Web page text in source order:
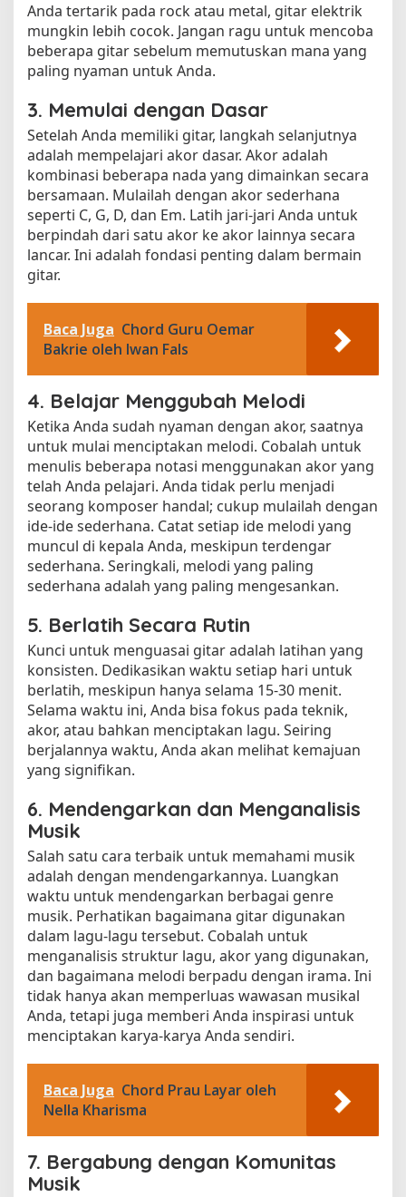
Anda tertarik pada rock atau metal, gitar elektrik
mungkin lebih cocok. Jangan ragu untuk mencoba
beberapa gitar sebelum memutuskan mana yang
paling nyaman untuk Anda.
3. Memulai dengan Dasar
Setelah Anda memiliki gitar, langkah selanjutnya
adalah mempelajari akor dasar. Akor adalah
kombinasi beberapa nada yang dimainkan secara
bersamaan. Mulailah dengan akor sederhana
seperti C, G, D, dan Em. Latih jari-jari Anda untuk
berpindah dari satu akor ke akor lainnya secara
lancar. Ini adalah fondasi penting dalam bermain
gitar.
Baca Juga Chord Guru Oemar
Bakrie oleh Iwan Fals
4. Belajar Menggubah Melodi
Ketika Anda sudah nyaman dengan akor, saatnya
untuk mulai menciptakan melodi. Cobalah untuk
menulis beberapa notasi menggunakan akor yang
telah Anda pelajari. Anda tidak perlu menjadi
seorang komposer handal; cukup mulailah dengan
ide-ide sederhana. Catat setiap ide melodi yang
muncul di kepala Anda, meskipun terdengar
sederhana. Seringkali, melodi yang paling
sederhana adalah yang paling mengesankan.
5. Berlatih Secara Rutin
Kunci untuk menguasai gitar adalah latihan yang
konsisten. Dedikasikan waktu setiap hari untuk
berlatih, meskipun hanya selama 15-30 menit.
Selama waktu ini, Anda bisa fokus pada teknik,
akor, atau bahkan menciptakan lagu. Seiring
berjalannya waktu, Anda akan melihat kemajuan
yang signifikan.
6. Mendengarkan dan Menganalisis
Musik
Salah satu cara terbaik untuk memahami musik
adalah dengan mendengarkannya. Luangkan
waktu untuk mendengarkan berbagai genre
musik. Perhatikan bagaimana gitar digunakan
dalam lagu-lagu tersebut. Cobalah untuk
menganalisis struktur lagu, akor yang digunakan,
dan bagaimana melodi berpadu dengan irama. Ini
tidak hanya akan memperluas wawasan musikal
Anda, tetapi juga memberi Anda inspirasi untuk
menciptakan karya-karya Anda sendiri.
Baca Juga Chord Prau Layar oleh
Nella Kharisma
7. Bergabung dengan Komunitas
Musik